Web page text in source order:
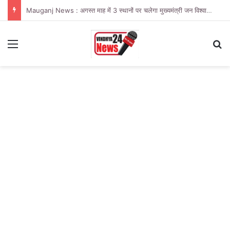
Mauganj News : अगस्त माह में 3 स्थानों पर चलेगा मुख्यमंत्री जन विश्वास अभियान
Menu